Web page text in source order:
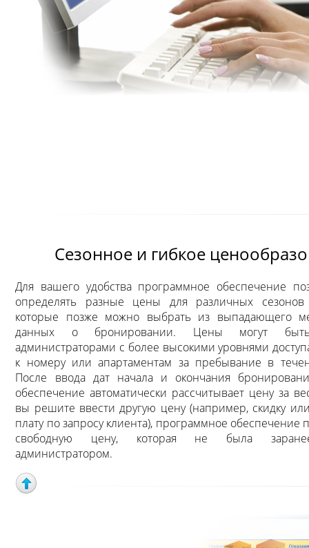
Сезонное и гибкое
Для вашего удобства программное обеспечение
определять разные цены для различных
которые позже можно выбрать из выпадающего
данных о бронировании. Цены могут быть
администраторами с более высокими уровнями
к номеру или апартаментам за пребывание в
После ввода дат начала и окончания
обеспечение автоматически рассчитывает цену за
вы решите ввести другую цену (например, скидку
плату по запросу клиента), программное обеспечение
свободную цену, которая не была
администратором.